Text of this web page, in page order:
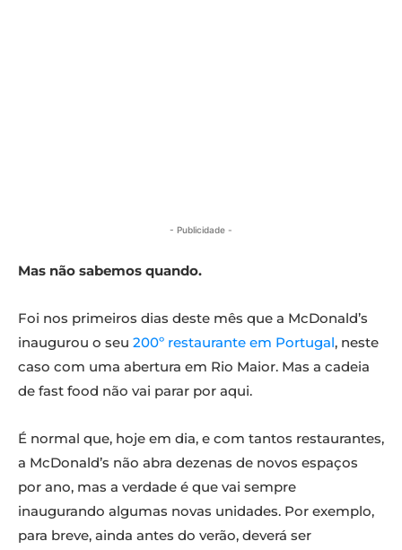
- Publicidade -
Mas não sabemos quando.
Foi nos primeiros dias deste mês que a McDonald’s
inaugurou o seu 200º restaurante em Portugal, neste
caso com uma abertura em Rio Maior. Mas a cadeia
de fast food não vai parar por aqui.
É normal que, hoje em dia, e com tantos restaurantes,
a McDonald’s não abra dezenas de novos espaços
por ano, mas a verdade é que vai sempre
inaugurando algumas novas unidades. Por exemplo,
para breve, ainda antes do verão, deverá ser